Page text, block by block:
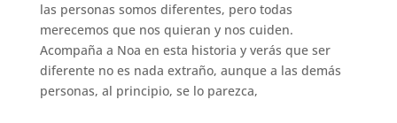
las personas somos diferentes, pero todas
merecemos que nos quieran y nos cuiden.
Acompaña a Noa en esta historia y verás que ser
diferente no es nada extraño, aunque a las demás
personas, al principio, se lo parezca,